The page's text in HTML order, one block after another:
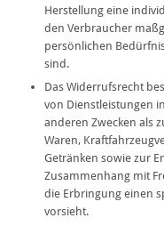
Herstellung eine
den Verbraucher
persönlichen
sind.
Das Widerrufsrecht
von Dienstleistungen
anderen Zwecken als
Waren,
Getränken sowie zur
Zusammenhang mit
die Erbringung einen
vorsieht.